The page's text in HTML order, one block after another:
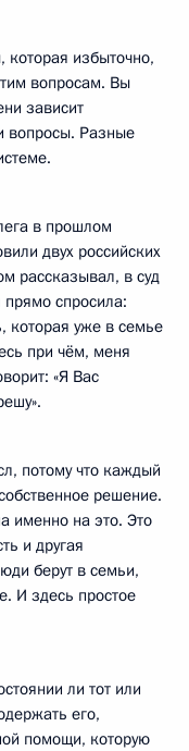
которая избыточно,
вопросам. Вы
зависит
вопросы. Разные
в прошлом
двух российских
рассказывал, в суд
прямо спросила:
которая уже в семье
при чём, меня
«Я Вас
потому что каждый
решение.
именно на это. Это
и другая
берут в семьи,
И здесь простое
ли тот или
его,
помощи, которую